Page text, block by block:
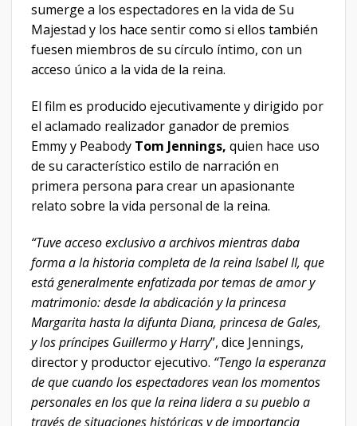
sumerge a los espectadores en la vida de Su
Majestad y los hace sentir como si ellos también
fuesen miembros de su círculo íntimo, con un
acceso único a la vida de la reina.
El film es producido ejecutivamente y dirigido por
el aclamado realizador ganador de premios
Emmy y Peabody Tom Jennings, quien hace uso
de su característico estilo de narración en
primera persona para crear un apasionante
relato sobre la vida personal de la reina.
“Tuve acceso exclusivo a archivos mientras daba
forma a la historia completa de la reina Isabel II, que
está generalmente enfatizada por temas de amor y
matrimonio: desde la abdicación y la princesa
Margarita hasta la difunta Diana, princesa de Gales,
y los príncipes Guillermo y Harry”, dice Jennings,
director y productor ejecutivo. “Tengo la esperanza
de que cuando los espectadores vean los momentos
personales en los que la reina lidera a su pueblo a
través de situaciones históricas y de importancia